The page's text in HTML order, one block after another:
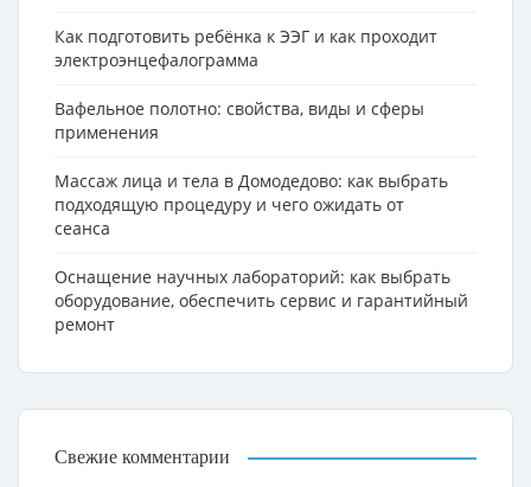
Как подготовить ребёнка к ЭЭГ и как проходит
электроэнцефалограмма
Вафельное полотно: свойства, виды и сферы
применения
Массаж лица и тела в Домодедово: как выбрать
подходящую процедуру и чего ожидать от
сеанса
Оснащение научных лабораторий: как выбрать
оборудование, обеспечить сервис и гарантийный
ремонт
Свежие комментарии